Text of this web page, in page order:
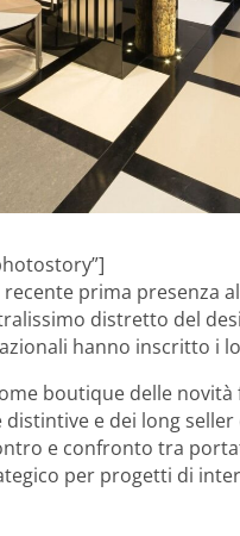
prima presenza al
distretto del
hanno inscritto i
boutique delle
e dei long
e confronto tra
per progetti di